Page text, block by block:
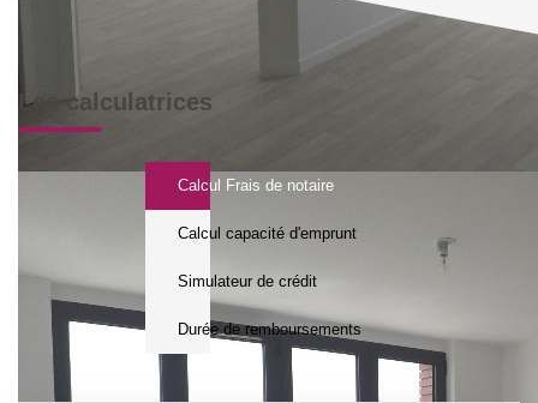
Les calculatrices
Calcul Frais de notaire
Calcul capacité d'emprunt
Simulateur de crédit
Durée de remboursements